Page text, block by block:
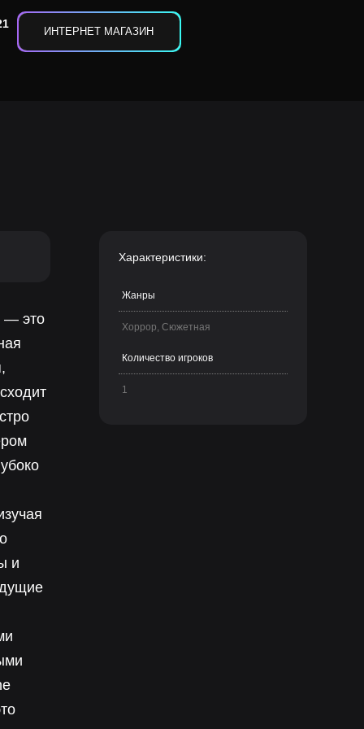
ИНТЕРНЕТ МАГАЗИН
— это
и
Характеристики:
Жанры
Хоррор, Сюжетная
Количество игроков
1